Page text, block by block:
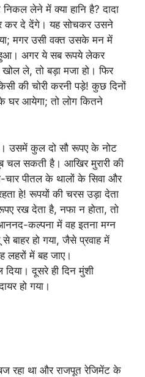
लेने में क्या हानि है? दादा
कर दे देंगे। यह सोचकर उसने
मगर उसी वक्त उसके मन में
हुआ। अगर ये सब रूपये लेकर
ले, तो बड़ा मजा हो। फिर
की चोरी करनी पड़े! कुछ दिनों
घर आयेगा; तो लोग कितने
उसमें कुल दो सौ रूपए के नोट
चल सकती है। आखिर मुरारी की
पीतल के थालों के सिवा और
हे! रूपयों की चरस उड़ा देता
रख देता है, नफा न होता, तो
कल्पना में वह इतना मग्न
हो गया, जैसे प्रवाह में
में बह जाए।
दूसरे ही दिन मुंशी
हो गया।
रहा था और राजपूत रेजिमेंट के